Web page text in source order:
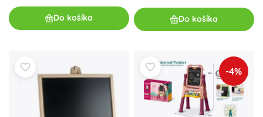
Do košíka Do košíka
-4%